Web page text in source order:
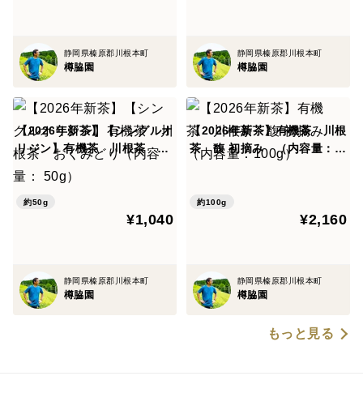
静岡県榛原郡川根本町
樽脇園
静岡県榛原郡川根本町
樽脇園
【2026年新茶】【シングルオ
リジン】有機茶 川根茶 お
約50g
¥1,040
静岡県榛原郡川根本町
樽脇園
【2026年新茶】有機茶 川根
茶 馥 初摘み （内容量：1
約100g
¥2,160
静岡県榛原郡川根本町
樽脇園
もっと見る